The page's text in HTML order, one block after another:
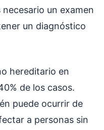
un examen
un diagnóstico
hereditario en
de los casos.
puede ocurrir de
a personas sin